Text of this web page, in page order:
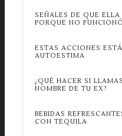
SEÑALES DE QUE
PORQUE NO
ESTAS ACCIONES
AUTOESTIMA
¿QUÉ HACER SI
NOMBRE DE TU EX?
BEBIDAS
CON TEQUILA